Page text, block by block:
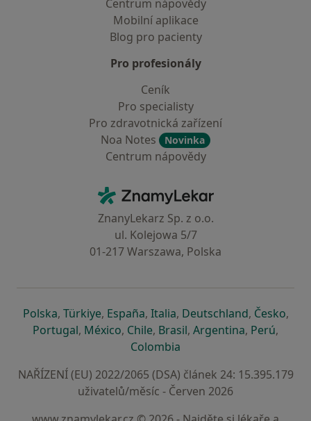
Centrum nápovědy
Mobilní aplikace
Blog pro pacienty
Pro profesionály
Ceník
Pro specialisty
Pro zdravotnická zařízení
Noa Notes
Novinka
Centrum nápovědy
ZnamyLekar - Hlavní stránka
ZnanyLekarz Sp. z o.o.
ul. Kolejowa 5/7
01-217 Warszawa, Polska
Polskase otevře v nové záložce
, Türkiyese otevře v nové záložce
, Españase otevře v nové záložce
, Italiase otevře v nové záložce
, Deutschlandse otevře v
, Českose
,
Portugalse otevře v nové záložce
, Méxicose otevře v nové záložce
, Chilese otevře v nové záložce
, Brasilse otevře v nové
, Argentinase otevře v
, Perúse
,
Colombia
NAŘÍZENÍ (EU) 2022/2065 (DSA) článek 24: 15.395.179
uživatelů/měsíc - Červen 2026